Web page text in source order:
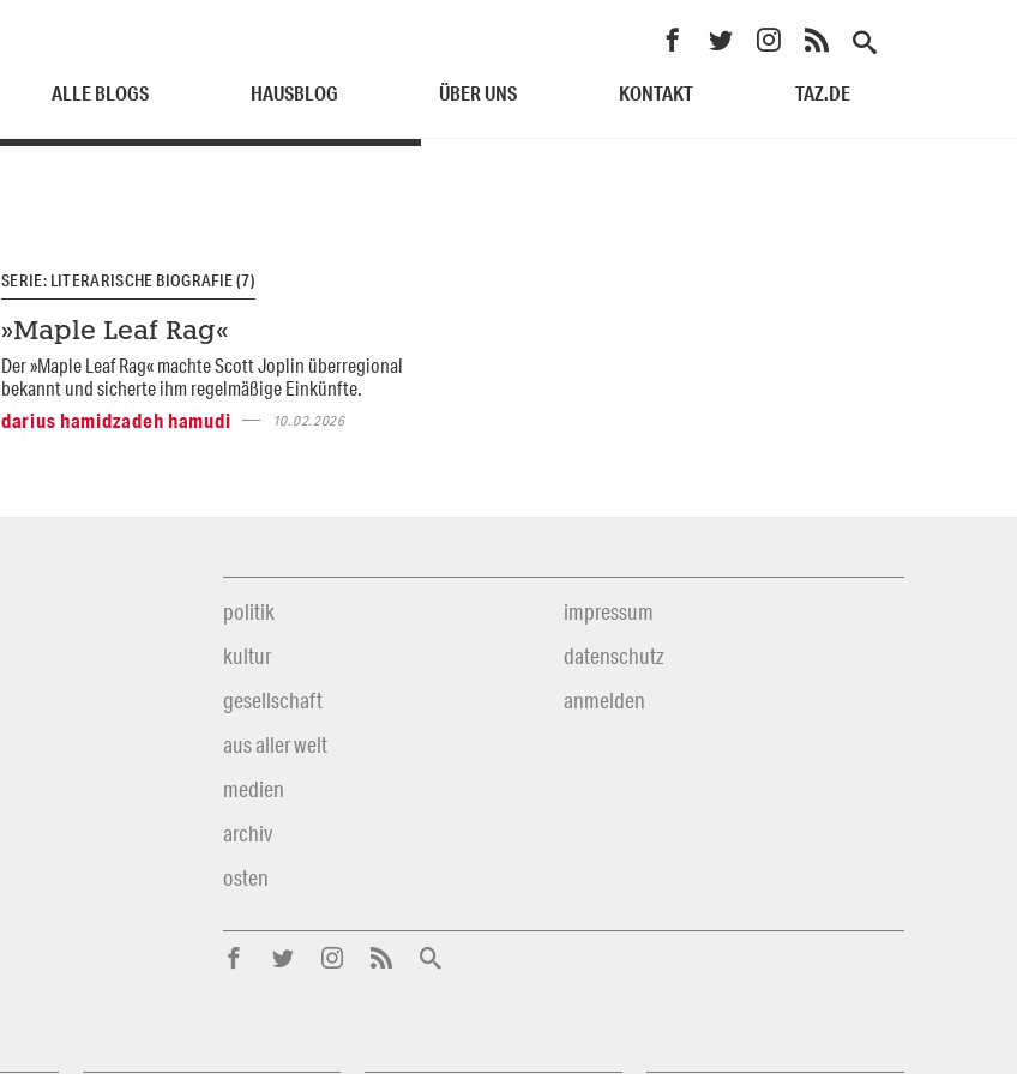
ALLE BLOGS HAUSBLOG ÜBER UNS KONTAKT TAZ.DE
SERIE: LITERARISCHE BIOGRAFIE (7)
»Maple Leaf Rag«
Der »Maple Leaf Rag« machte Scott Joplin überregional
bekannt und sicherte ihm regelmäßige Einkünfte.
darius hamidzadeh hamudi
10.02.2026
politik
kultur
gesellschaft
aus aller welt
medien
archiv
osten
impressum
datenschutz
anmelden